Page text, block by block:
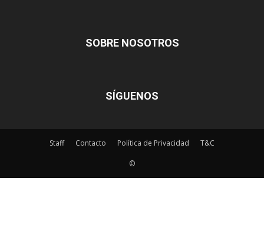
SOBRE NOSOTROS
SÍGUENOS
Staff Contacto Política de Privacidad T&C
©